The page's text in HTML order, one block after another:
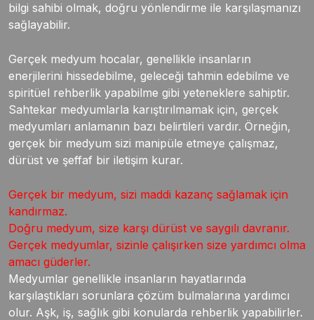
bilgi sahibi olmak, doğru yönlendirme ile karşılaşmanızı
sağlayabilir.
Gerçek medyum hocalar, genellikle insanların
enerjilerini hissedebilme, geleceği tahmin edebilme ve
spiritüel rehberlik yapabilme gibi yeteneklere sahiptir.
Sahtekar medyumlarla karıştırılmamak için, gerçek
medyumları anlamanın bazı belirtileri vardır. Örneğin,
gerçek bir medyum sizi manipüle etmeye çalışmaz,
dürüst ve şeffaf bir iletişim kurar.
Gerçek bir medyum, sizi maddi kazanç sağlamak için
kandırmaz.
Doğru medyum, size karşı dürüst ve saygılı davranır.
Gerçek medyumlar, sizinle çalışırken size yardımcı olma
amacı güderler.
Medyumlar genellikle insanların hayatlarında
karşılaştıkları sorunlara çözüm bulmalarına yardımcı
olur. Aşk, iş, sağlık gibi konularda rehberlik yapabilirler.